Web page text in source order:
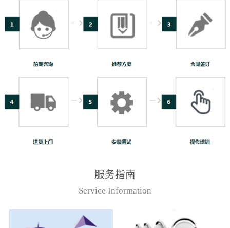
服务指南
Service Information